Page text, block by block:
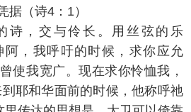
据（诗4：1）
诗，交与伶长。用丝弦的乐
，我呼吁的时候，求你应允
使我宽广。现在求你怜恤我，
耶和华面前的时候，他称呼祂